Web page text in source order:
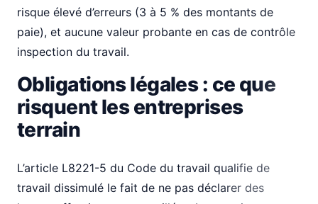
risque élevé d’erreurs (3 à 5 % des montants de
paie), et aucune valeur probante en cas de contrôle
inspection du travail.
Obligations légales : ce que
risquent les entreprises
terrain
L’article L8221-5 du Code du travail qualifie de
travail dissimulé le fait de ne pas déclarer des